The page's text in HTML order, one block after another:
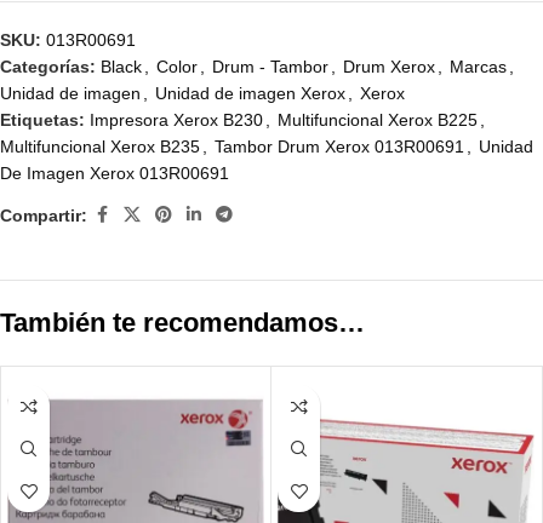
SKU: 013R00691
Categorías: Black Color Drum - Tambor Drum Xerox Marcas
Unidad de imagen
Unidad de imagen Xerox
Xerox
Etiquetas: Impresora Xerox B230 Multifuncional Xerox B225
Multifuncional Xerox B235
Tambor Drum Xerox 013R00691
Unidad
De Imagen Xerox 013R00691
Compartir:
También te recomendamos…